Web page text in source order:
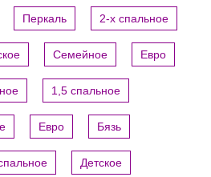
Перкаль 2-х спальное
Семейное Евро
1,5 спальное
Евро Бязь
Детское